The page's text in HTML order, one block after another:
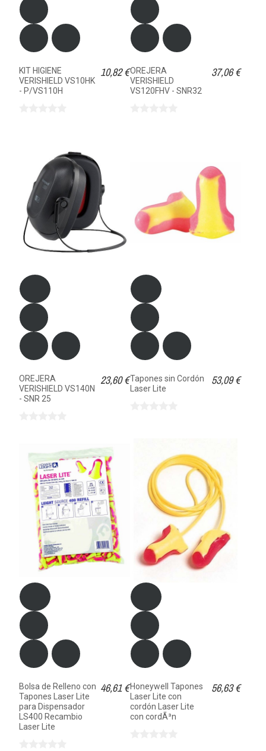
KIT HIGIENE
VERISHIELD VS10HK
- P/VS110H
10,82 €OREJERA
VERISHIELD
VS120FHV - SNR32
37,06 €
OREJERA
VERISHIELD VS140N
- SNR 25
23,60 €Tapones sin Cordón
Laser Lite
53,09 €
Bolsa de Relleno con
Tapones Laser Lite
para Dispensador
LS400 Recambio
Laser Lite
46,61 €Honeywell Tapones
Laser Lite con
cordón Laser Lite
con cordÃ³n
56,63 €